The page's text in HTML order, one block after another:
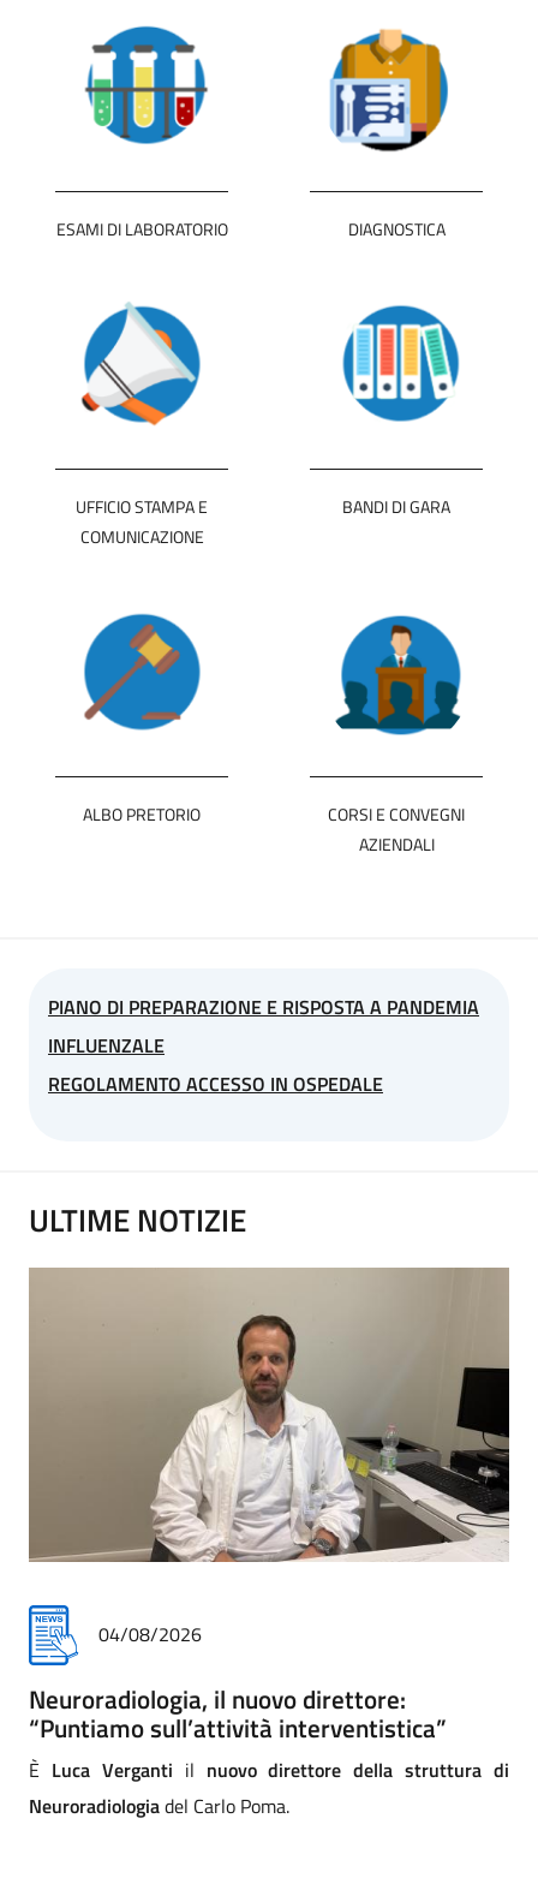
ESAMI DI LABORATORIO DIAGNOSTICA
UFFICIO STAMPA E
COMUNICAZIONE
BANDI DI GARA
ALBO PRETORIO
CORSI E CONVEGNI
AZIENDALI
PIANO DI PREPARAZIONE E RISPOSTA A PANDEMIA
INFLUENZALE
REGOLAMENTO ACCESSO IN OSPEDALE
ULTIME NOTIZIE
31/07/2026
Addio commosso all'infermiere Matteo
Paccini
Addio commosso di Asst a Matteo Paccini, infermiere
professionale della Cra (comunità riabilitativa ad alta